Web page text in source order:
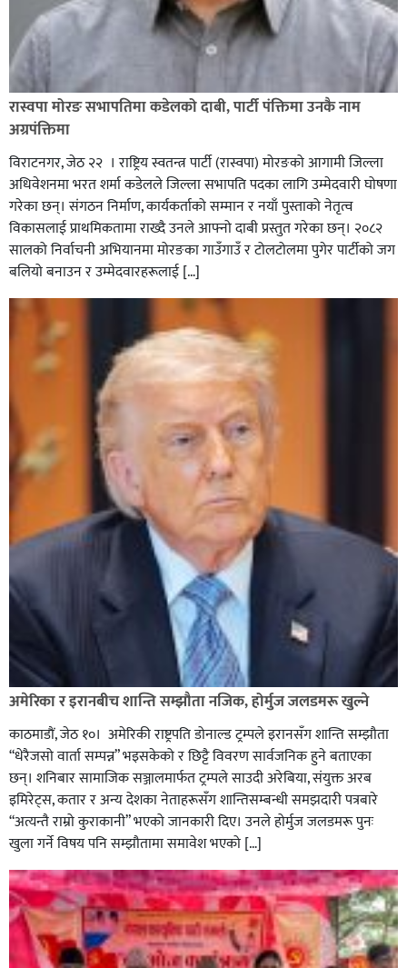
रास्वपा मोरङ सभापतिमा कडेलको दाबी, पार्टी पंक्तिमा उनकै नाम
अग्रपंक्तिमा
विराटनगर, जेठ २२ । राष्ट्रिय स्वतन्त्र पार्टी (रास्वपा) मोरङको आगामी जिल्ला
अधिवेशनमा भरत शर्मा कडेलले जिल्ला सभापति पदका लागि उम्मेदवारी घोषणा
गरेका छन्। संगठन निर्माण, कार्यकर्ताको सम्मान र नयाँ पुस्ताको नेतृत्व
विकासलाई प्राथमिकतामा राख्दै उनले आफ्नो दाबी प्रस्तुत गरेका छन्। २०८२
सालको निर्वाचनी अभियानमा मोरङका गाउँगाउँ र टोलटोलमा पुगेर पार्टीको जग
बलियो बनाउन र उम्मेदवारहरूलाई […]
अमेरिका र इरानबीच शान्ति सम्झौता नजिक, होर्मुज जलडमरू खुल्ने
काठमाडाैं, जेठ १०। अमेरिकी राष्ट्रपति डोनाल्ड ट्रम्पले इरानसँग शान्ति सम्झौता
“धेरैजसो वार्ता सम्पन्न” भइसकेको र छिट्टै विवरण सार्वजनिक हुने बताएका
छन्। शनिबार सामाजिक सञ्जालमार्फत ट्रम्पले साउदी अरेबिया, संयुक्त अरब
इमिरेट्स, कतार र अन्य देशका नेताहरूसँग शान्तिसम्बन्धी समझदारी पत्रबारे
“अत्यन्तै राम्रो कुराकानी” भएको जानकारी दिए। उनले होर्मुज जलडमरू पुनः
खुला गर्ने विषय पनि सम्झौतामा समावेश भएको […]